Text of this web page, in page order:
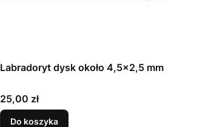
Labradoryt dysk około 4,5x2,5 mm
Cena
25,00 zł
Do koszyka